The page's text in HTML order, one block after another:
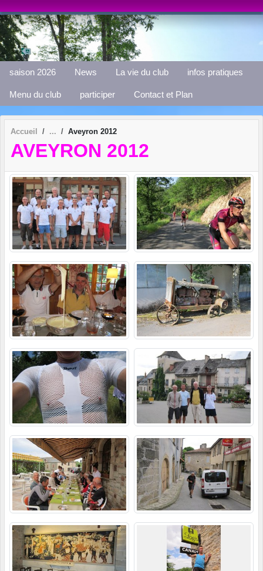
saison 2026 News La vie du club infos pratiques
Menu du club participer Contact et Plan
Accueil Aveyron 2012
AVEYRON 2012